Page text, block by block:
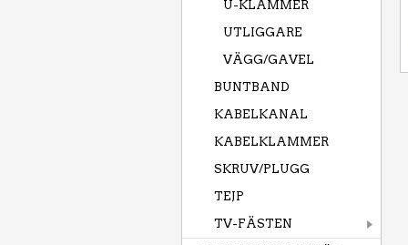
U-KLAMMER
UTLIGGARE
VÄGG/GAVEL
BUNTBAND
KABELKANAL
KABELKLAMMER
SKRUV/PLUGG
TEJP
TV-FÄSTEN